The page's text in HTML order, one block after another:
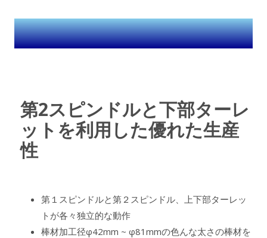
第2スピンドルと下部ターレ
ットを利用した優れた生産
性
第１スピンドルと第２スピンドル、上下部ターレッ
トが各々独立的な動作
棒材加工径φ42mm ~ φ81mmの色んな太さの棒材を